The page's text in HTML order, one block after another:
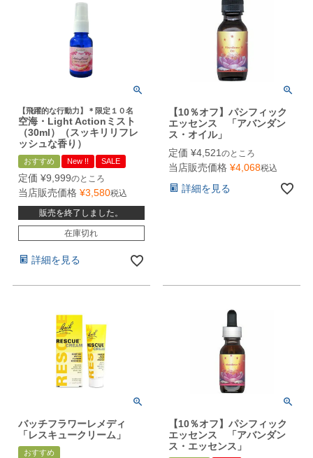
【飛躍的な行動力】＊限定１０名
空海・Light Actionミスト
（30ml）（スッキリリフレ
ッシュな香り）
おすすめ New !! SALE
定価 ¥9,999のところ
当店販売価格 ¥3,580税込
販売を終了しました。
在庫切れ
詳細を見る
【10％オフ】パシフィック
エッセンス 「アバンダン
ス・オイル」
定価 ¥4,521 のところ
当店販売価格 ¥4,068税込
詳細を見る
バッチフラワーレメディ
「レスキュークリーム」
おすすめ
【10％オフ】パシフィック
エッセンス 「アバンダン
ス・エッセンス」